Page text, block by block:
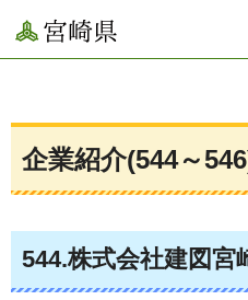
宮崎県
企業紹介(544～
544.株式会社建図宮